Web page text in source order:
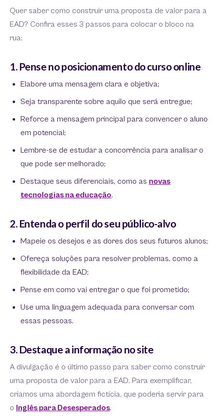
Quer saber como construir uma proposta de valor para a
EAD? Confira esses 3 passos para colocar o bloco na
rua:
1. Pense no posicionamento do curso online
Elabore uma mensagem clara e objetiva;
Seja transparente sobre aquilo que será entregue;
Reforce a mensagem principal para convencer o aluno
em potencial;
Lembre-se de estudar a concorrência para analisar o
que pode ser melhorado;
Destaque seus diferenciais, como as novas
tecnologias na educação.
2. Entenda o perfil do seu público-alvo
Mapeie os desejos e as dores dos seus futuros alunos;
Ofereça soluções para resolver problemas, como a
flexibilidade da EAD;
Pense em como vai entregar o que foi prometido;
Use uma linguagem adequada para conversar com
essas pessoas.
3. Destaque a informação no site
A divulgação é o último passo para saber como construir
uma proposta de valor para a EAD. Para exemplificar,
criamos uma abordagem fictícia, que poderia servir para
o Inglês para Desesperados.